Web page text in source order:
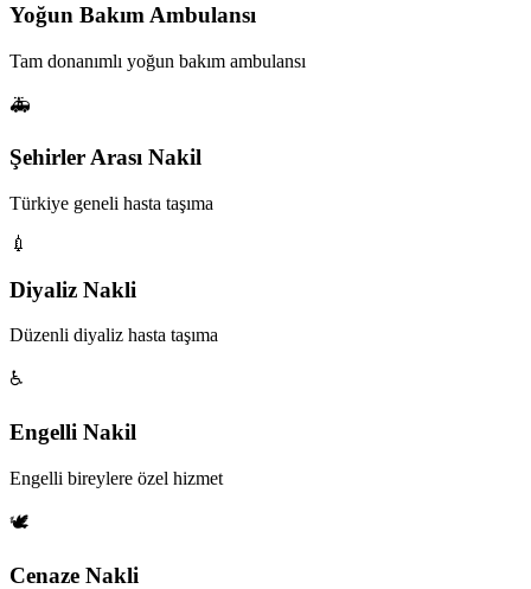
Yoğun Bakım Ambulansı
Tam donanımlı yoğun bakım ambulansı
🚑
Şehirler Arası Nakil
Türkiye geneli hasta taşıma
💉
Diyaliz Nakli
Düzenli diyaliz hasta taşıma
♿
Engelli Nakil
Engelli bireylere özel hizmet
🕊️
Cenaze Nakli